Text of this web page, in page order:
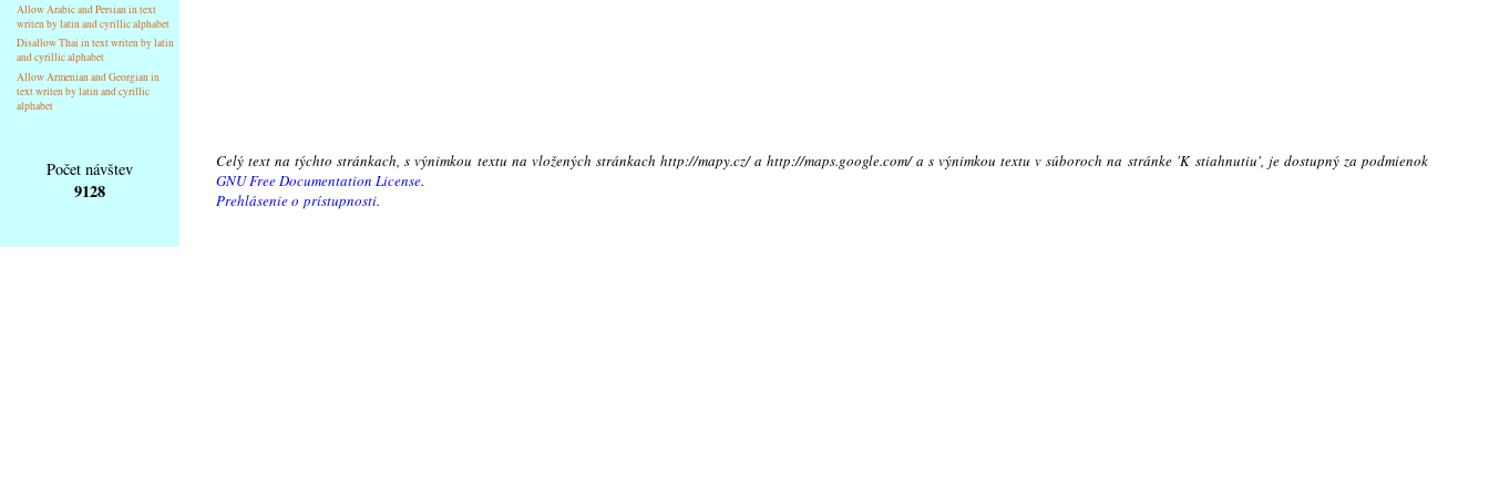
Allow Arabic and Persian in text
writen by latin and cyrillic alphabet
Disallow Thai in text writen by latin
and cyrillic alphabet
Allow Armenian and Georgian in
text writen by latin and cyrillic
alphabet
Počet návštev
9128
Celý text na týchto stránkach, s výnimkou textu na vložených stránkach http://mapy.cz/ a http://maps.google.com/ a s výnimkou textu v súboroch na stránke 'K stiahnutiu', je dostupný za podmienok
GNU Free Documentation License.
Prehlásenie o prístupnosti.